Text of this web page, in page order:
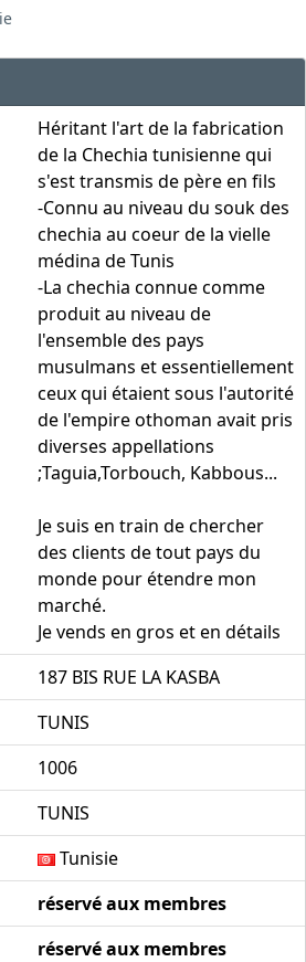
Héritant l'art de la fabrication
de la Chechia tunisienne qui
s'est transmis de père en fils
-Connu au niveau du souk des
chechia au coeur de la vielle
médina de Tunis
-La chechia connue comme
produit au niveau de
l'ensemble des pays
musulmans et essentiellement
ceux qui étaient sous l'autorité
de l'empire othoman avait pris
diverses appellations
;Taguia,Torbouch, Kabbous...
Je suis en train de chercher
des clients de tout pays du
monde pour étendre mon
marché.
Je vends en gros et en détails
187 BIS RUE LA KASBA
TUNIS
1006
TUNIS
Tunisie
réservé aux membres
réservé aux membres